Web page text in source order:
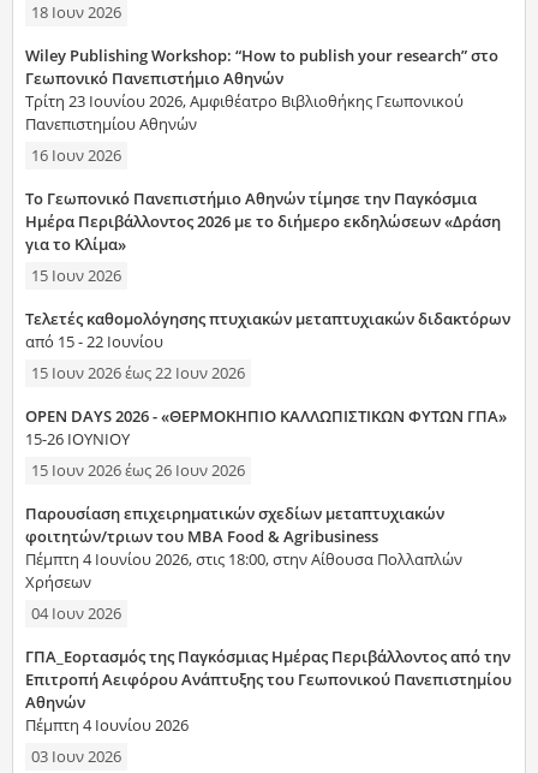
18 Ιουν 2026
Wiley Publishing Workshop: “How to publish your research” στο
Γεωπονικό Πανεπιστήμιο Αθηνών
Τρίτη 23 Ιουνίου 2026, Αμφιθέατρο Βιβλιοθήκης Γεωπονικού
Πανεπιστημίου Αθηνών
16 Ιουν 2026
Το Γεωπονικό Πανεπιστήμιο Αθηνών τίμησε την Παγκόσμια
Ημέρα Περιβάλλοντος 2026 με το διήμερο εκδηλώσεων «Δράση
για το Κλίμα»
15 Ιουν 2026
Τελετές καθομολόγησης πτυχιακών μεταπτυχιακών διδακτόρων
από 15 - 22 Ιουνίου
15 Ιουν 2026έως22 Ιουν 2026
OPEN DAYS 2026 - «ΘΕΡΜΟΚΗΠΙΟ ΚΑΛΛΩΠΙΣΤΙΚΩΝ ΦΥΤΩΝ ΓΠΑ»
15-26 ΙΟΥΝΙΟΥ
15 Ιουν 2026έως26 Ιουν 2026
Παρουσίαση επιχειρηματικών σχεδίων μεταπτυχιακών
φοιτητών/τριων του MBA Food & Agribusiness
Πέμπτη 4 Ιουνίου 2026, στις 18:00, στην Αίθουσα Πολλαπλών
Χρήσεων
04 Ιουν 2026
ΓΠΑ_Εορτασμός της Παγκόσμιας Ημέρας Περιβάλλοντος από την
Επιτροπή Αειφόρου Ανάπτυξης του Γεωπονικού Πανεπιστημίου
Αθηνών
Πέμπτη 4 Ιουνίου 2026
03 Ιουν 2026